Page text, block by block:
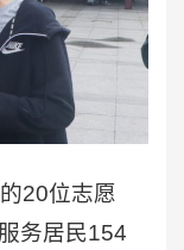
20位志愿
务居民154